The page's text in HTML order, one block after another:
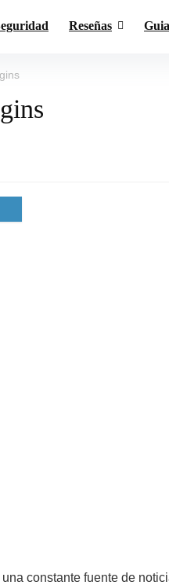
Reseñas
constante fuente de